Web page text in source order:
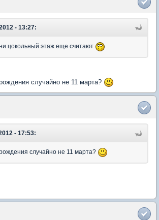
- 13:27:
цокольный этаж еще считают
случайно не 11 марта?
- 17:53:
случайно не 11 марта?